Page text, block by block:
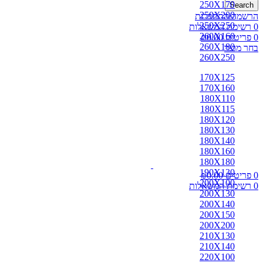
Search
הרשמה/התחברות
0 רשימת המשאלות
0 פריטים ₪0.00
בחר מוצר
0 פריטים ₪0.00
0 רשימת המשאלות
250X170
250X200
250X250
260X160
260X180
260X250
170X125
170X160
180X110
180X115
180X120
180X130
180X140
180X160
180X180
190X130
200X100
200X130
200X140
200X150
200X200
210X130
210X140
220X100